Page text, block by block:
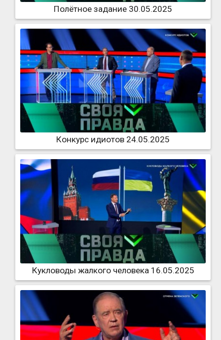
Полётное задание 30.05.2025
Конкурс идиотов 24.05.2025
Кукловоды жалкого человека 16.05.2025